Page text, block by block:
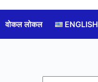
वोकल लोकल ENGLISH